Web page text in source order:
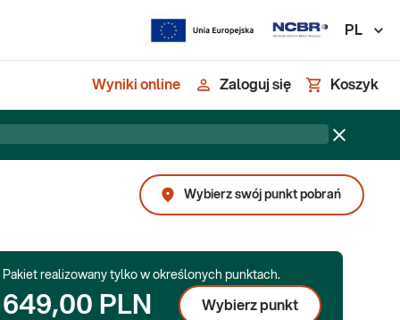
PL
Wyniki online Zaloguj się Koszyk
Wybierz swój punkt pobrań
Pakiet realizowany tylko w określonych punktach.
649,00 PLN Wybierz punkt